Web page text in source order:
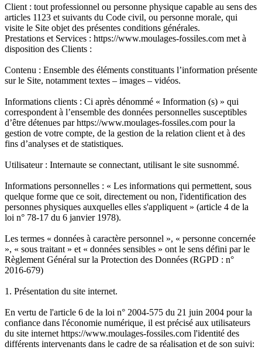
Client : tout professionnel ou personne physique capable au sens des
articles 1123 et suivants du Code civil, ou personne morale, qui
visite le Site objet des présentes conditions générales.
Prestations et Services : https://www.moulages-fossiles.com met à
disposition des Clients :
Contenu : Ensemble des éléments constituants l’information présente
sur le Site, notamment textes – images – vidéos.
Informations clients : Ci après dénommé « Information (s) » qui
correspondent à l’ensemble des données personnelles susceptibles
d’être détenues par https://www.moulages-fossiles.com pour la
gestion de votre compte, de la gestion de la relation client et à des
fins d’analyses et de statistiques.
Utilisateur : Internaute se connectant, utilisant le site susnommé.
Informations personnelles : « Les informations qui permettent, sous
quelque forme que ce soit, directement ou non, l'identification des
personnes physiques auxquelles elles s'appliquent » (article 4 de la
loi n° 78-17 du 6 janvier 1978).
Les termes « données à caractère personnel », « personne concernée
», « sous traitant » et « données sensibles » ont le sens défini par le
Règlement Général sur la Protection des Données (RGPD : n°
2016-679)
1. Présentation du site internet.
En vertu de l'article 6 de la loi n° 2004-575 du 21 juin 2004 pour la
confiance dans l'économie numérique, il est précisé aux utilisateurs
du site internet https://www.moulages-fossiles.com l'identité des
différents intervenants dans le cadre de sa réalisation et de son suivi: